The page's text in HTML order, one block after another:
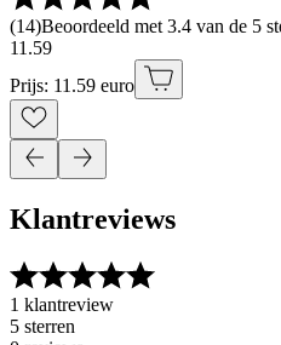
(14)Beoordeeld met 3.4 van de 5
11.59
Prijs: 11.59 euro
Klantreviews
1 klantreview
5 sterren